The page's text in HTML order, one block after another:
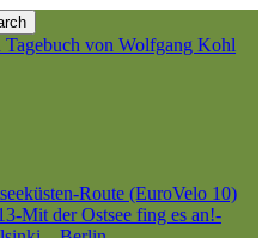
Route (EuroVelo 10)
Mit der Ostsee fing es an!-